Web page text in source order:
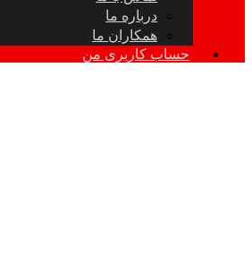
درباره ما
همکاران ما
حساب کاربری من